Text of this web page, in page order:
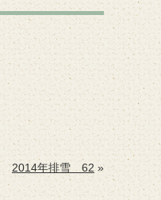
2014年排雪 62»